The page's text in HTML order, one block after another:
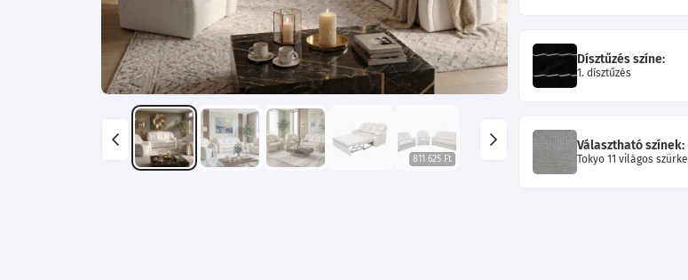
811 625 Ft
Dísztűzés színe:
1. dísztűzés
Választható színek:
Tokyo 11 világos szürke